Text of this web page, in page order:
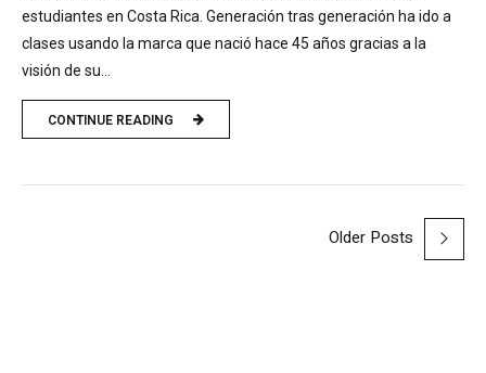
estudiantes en Costa Rica. Generación tras generación ha ido a
clases usando la marca que nació hace 45 años gracias a la
visión de su...
CONTINUE READING
Older Posts